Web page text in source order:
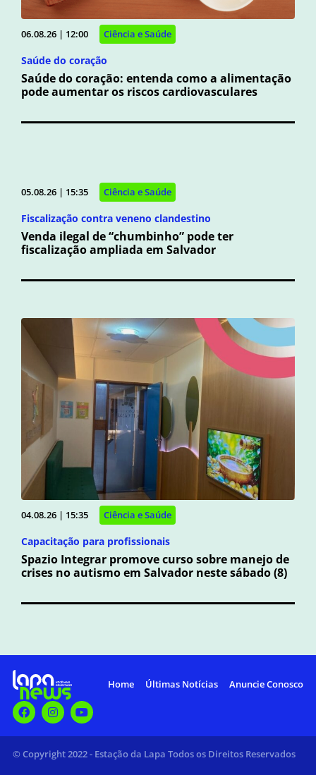
06.08.26 | 12:00 Ciência e Saúde
Saúde do coração
Saúde do coração: entenda como a alimentação
pode aumentar os riscos cardiovasculares
05.08.26 | 15:35 Ciência e Saúde
Fiscalização contra veneno clandestino
Venda ilegal de “chumbinho” pode ter
fiscalização ampliada em Salvador
04.08.26 | 15:35 Ciência e Saúde
Capacitação para profissionais
Spazio Integrar promove curso sobre manejo de
crises no autismo em Salvador neste sábado (8)
Home Últimas Notícias Anuncie Conosco
© Copyright 2022 - Estação da Lapa Todos os Direitos Reservados